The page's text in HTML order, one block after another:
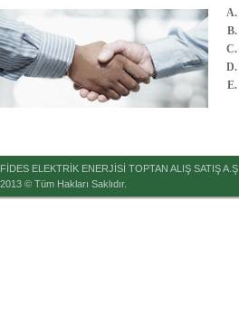
FİDES ELEKTRİK ENERJİSİ TOPTAN ALIŞ SATIŞ A.Ş.
2013 © Tüm Hakları Saklıdır.